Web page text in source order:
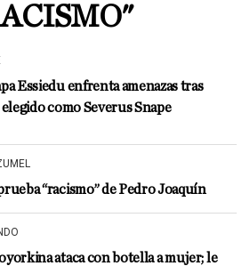
Essiedu enfrenta amenazas tras
como Severus Snape
“racismo” de Pedro Joaquín
ataca con botella a mujer; le